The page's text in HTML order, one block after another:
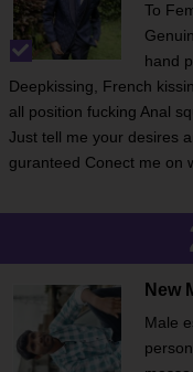
To
hand
Deepkissing, French
all position fucking Anal
Just tell me your desires
guranteed Conect me on
New
Male